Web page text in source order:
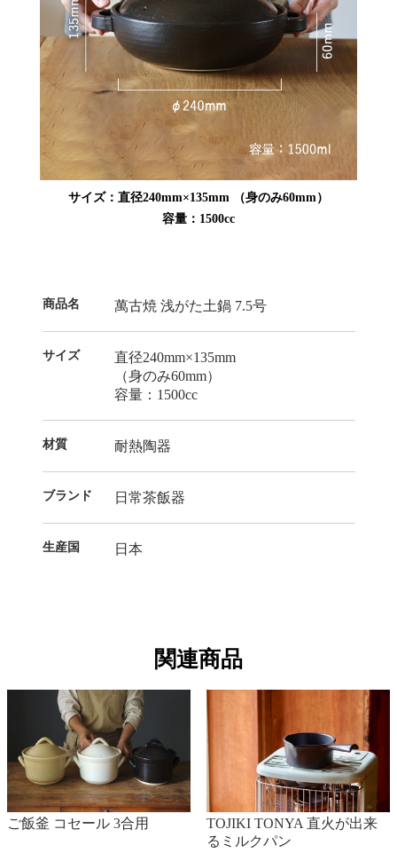
サイズ：直径240mm×135mm （身のみ60mm）
容量：1500cc
商品名 萬古焼 浅がた土鍋 7.5号
サイズ
直径240mm×135mm
（身のみ60mm）
容量：1500cc
材質 耐熱陶器
ブランド 日常茶飯器
生産国 日本
関連商品
ご飯釜 コセール 3合用
TOJIKI TONYA 直火が出来
るミルクパン